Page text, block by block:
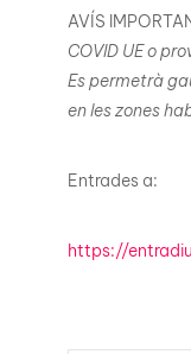
AVÍS
COVID UE o
Es permetrà
en les zones
Entrades a:
https://